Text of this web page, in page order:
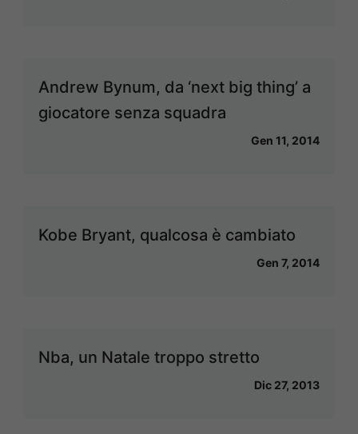
Andrew Bynum, da ‘next big thing’ a
giocatore senza squadra
Gen 11, 2014
Kobe Bryant, qualcosa è cambiato
Gen 7, 2014
Nba, un Natale troppo stretto
Dic 27, 2013